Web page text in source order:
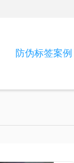
防伪标签案例